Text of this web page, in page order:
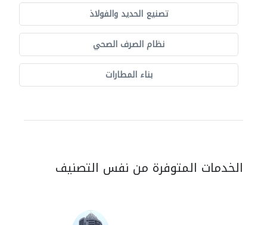
تصنيع الحديد والفولاذ
نظام الصرف الصحي
بناء المطارات
الخدمات المتوفرة من نفس التصنيف